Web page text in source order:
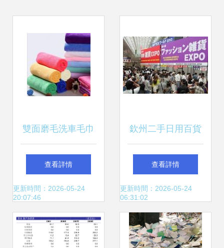
雙面磨毛洗車毛巾
廠家直銷 30*30吸
水加厚，全能居家
清潔與擦車好幫手
查看詳情
更新時間：2026-05-24
20:07:46
欽州二手日用百貨
零售市場 繁榮背后
的機遇與挑戰
(zhàn)
查看詳情
更新時間：2026-05-24
06:31:02